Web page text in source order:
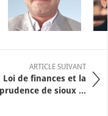
ARTICLE SUIVANT
Loi de finances et la
prudence de sioux ...